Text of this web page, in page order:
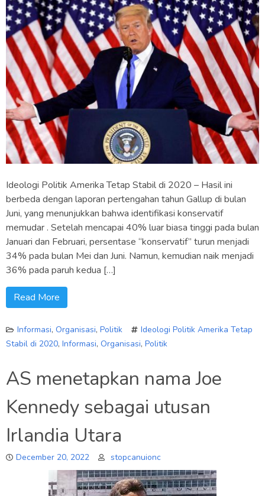
Ideologi Politik Amerika Tetap Stabil di 2020 – Hasil ini
berbeda dengan laporan pertengahan tahun Gallup di bulan
Juni, yang menunjukkan bahwa identifikasi konservatif
memudar . Setelah mencapai 40% luar biasa tinggi pada bulan
Januari dan Februari, persentase “konservatif” turun menjadi
34% pada bulan Mei dan Juni. Namun, kemudian naik menjadi
36% pada paruh kedua […]
Read More
Informasi, Organisasi, Politik
Ideologi Politik Amerika Tetap
Stabil di 2020, Informasi, Organisasi, Politik
AS menetapkan nama Joe
Kennedy sebagai utusan
Irlandia Utara
December 20, 2022 stopcanuionc